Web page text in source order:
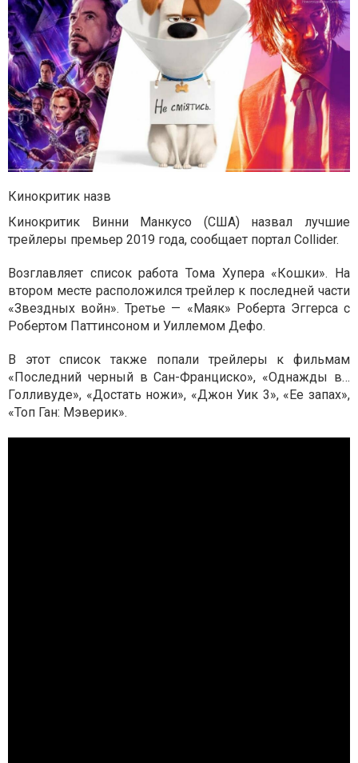
Кинокритик назв
Кинокритик Винни Манкусо (США) назвал лучшие
трейлеры премьер 2019 года, сообщает портал Collider.
Возглавляет список работа Тома Хупера «Кошки». На
втором месте расположился трейлер к последней части
«Звездных войн». Третье — «Маяк» Роберта Эггерса с
Робертом Паттинсоном и Уиллемом Дефо.
В этот список также попали трейлеры к фильмам
«Последний черный в Сан-Франциско», «Однажды в…
Голливуде», «Достать ножи», «Джон Уик 3», «Ее запах»,
«Топ Ган: Мэверик».